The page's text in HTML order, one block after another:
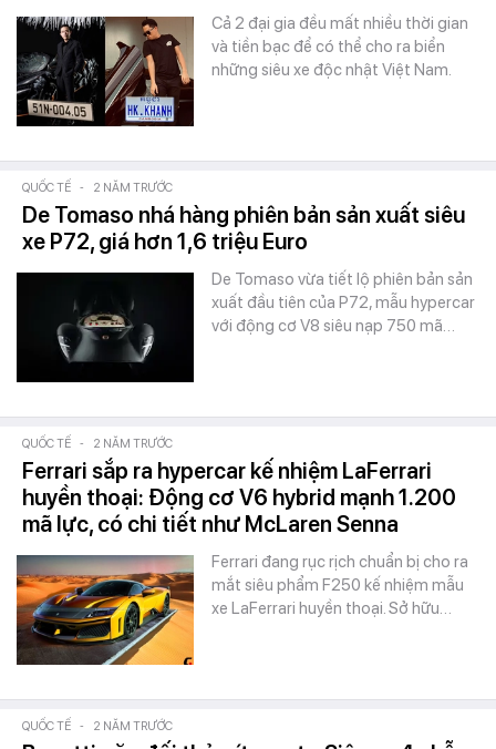
Cả 2 đại gia đều mất nhiều thời gian
và tiền bạc để có thể cho ra biển
những siêu xe độc nhật Việt Nam.
QUỐC TẾ - 2 NĂM TRƯỚC
De Tomaso nhá hàng phiên bản sản xuất siêu
xe P72, giá hơn 1,6 triệu Euro
De Tomaso vừa tiết lộ phiên bản sản
xuất đầu tiên của P72, mẫu hypercar
với động cơ V8 siêu nạp 750 mã…
QUỐC TẾ - 2 NĂM TRƯỚC
Ferrari sắp ra hypercar kế nhiệm LaFerrari
huyền thoại: Động cơ V6 hybrid mạnh 1.200
mã lực, có chi tiết như McLaren Senna
Ferrari đang rục rịch chuẩn bị cho ra
mắt siêu phẩm F250 kế nhiệm mẫu
xe LaFerrari huyền thoại. Sở hữu…
QUỐC TẾ - 2 NĂM TRƯỚC